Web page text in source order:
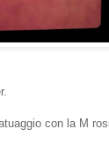
con la M